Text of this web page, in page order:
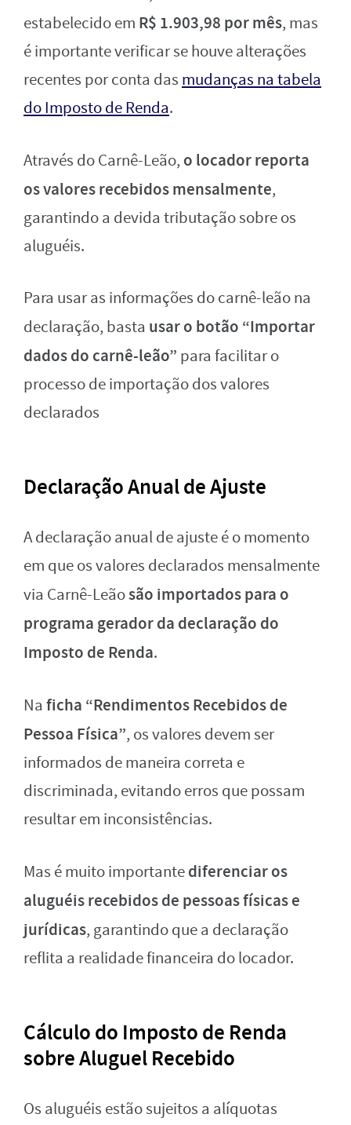
estabelecido em R$ 1.903,98 por mês, mas
é importante verificar se houve alterações
recentes por conta das mudanças na tabela
do Imposto de Renda.
Através do Carnê-Leão, o locador reporta
os valores recebidos mensalmente,
garantindo a devida tributação sobre os
aluguéis.
Para usar as informações do carnê-leão na
declaração, basta usaro botão “Importar
dados do carnê-leão” para facilitar o
processo de importação dos valores
declarados
Declaração Anual de Ajuste
A declaração anual de ajuste é o momento
em que os valores declarados mensalmente
via Carnê-Leãosão importados para o
programa gerador da declaração do
Imposto de Renda.
Na ficha “Rendimentos Recebidos de
Pessoa Física”, os valores devem ser
informados de maneira correta e
discriminada, evitando erros que possam
resultar em inconsistências.
Mas é muito importantediferenciar os
aluguéis recebidos de pessoas físicas e
jurídicas, garantindo que a declaração
reflita a realidade financeira do locador.
Cálculo do Imposto de Renda
sobre Aluguel Recebido
Os aluguéis estão sujeitos a alíquotas